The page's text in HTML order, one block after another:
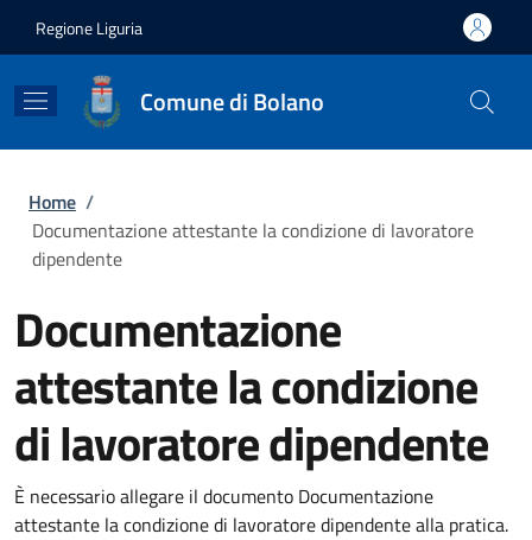
Regione Liguria
Comune di Bolano
Briciole di pane
Home /
Documentazione attestante la condizione di lavoratore
dipendente
Documentazione
attestante la condizione
di lavoratore dipendente
È necessario allegare il documento Documentazione
attestante la condizione di lavoratore dipendente alla pratica.